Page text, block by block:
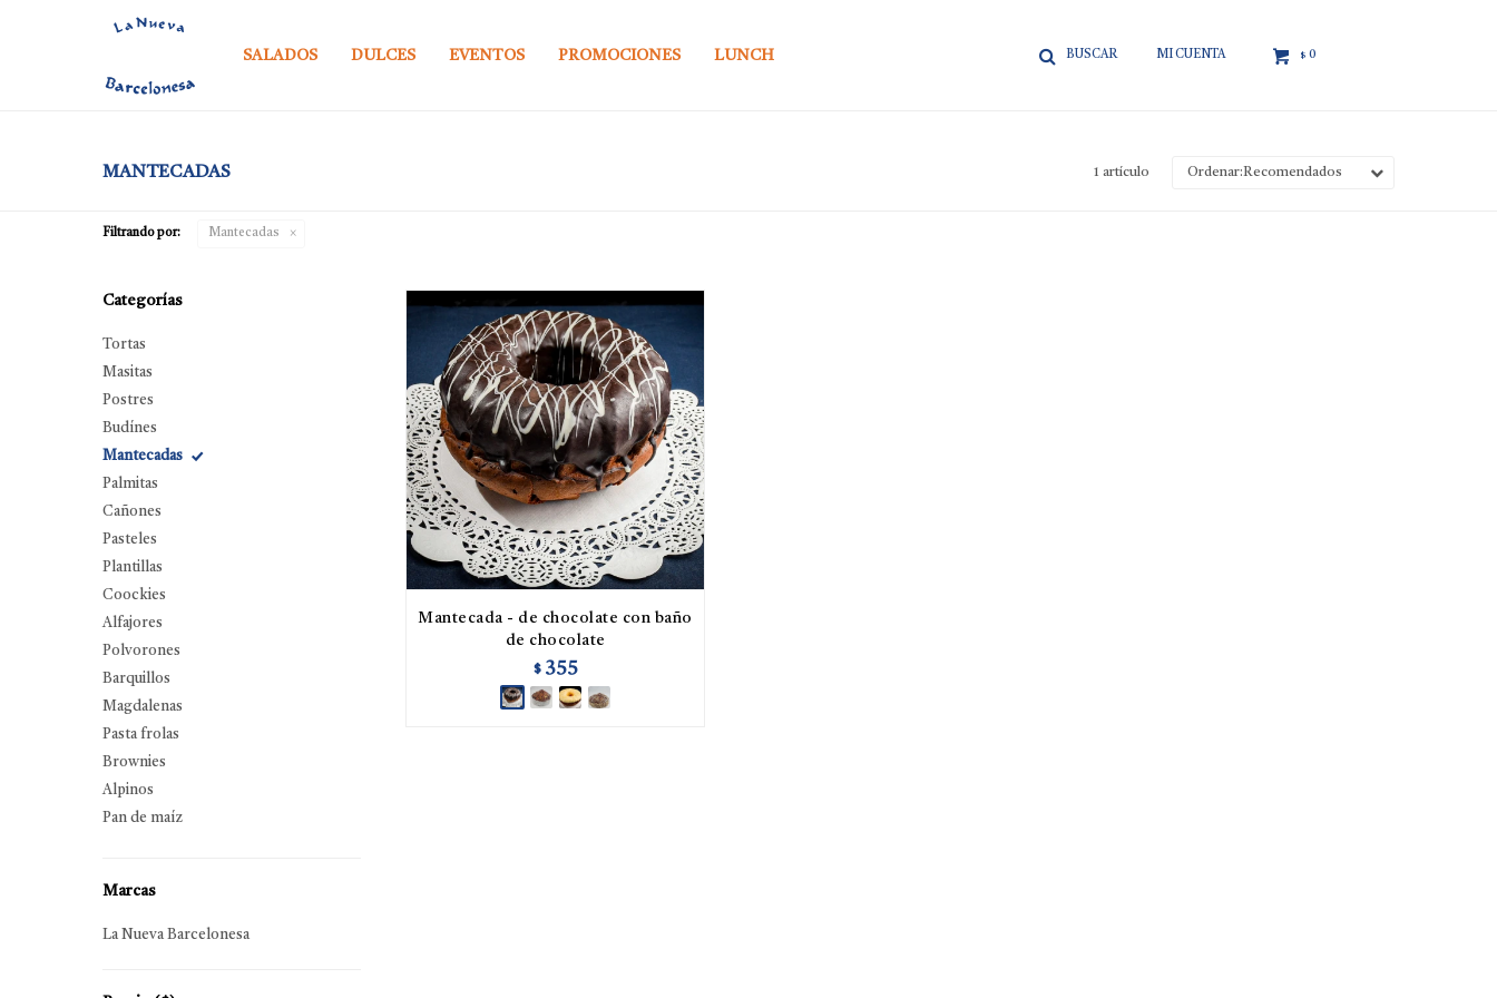
SALADOS DULCES EVENTOS PROMOCIONES LUNCH $ 0
MANTECADAS 1 artículo Recomendados
Filtrando por: Mantecadas
Mantecada - de chocolate con baño
de chocolate
$ 355
Categorías
Tortas
Masitas
Postres
Budínes
Mantecadas
Palmitas
Cañones
Pasteles
Plantillas
Coockies
Alfajores
Polvorones
Barquillos
Magdalenas
Pasta frolas
Brownies
Alpinos
Pan de maíz
Marcas
La Nueva Barcelonesa